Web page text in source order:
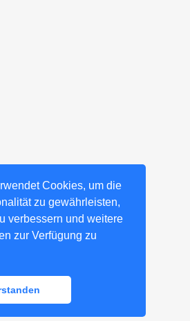
Cookies, um die
zu gewährleisten,
verbessern und weitere
zur Verfügung zu